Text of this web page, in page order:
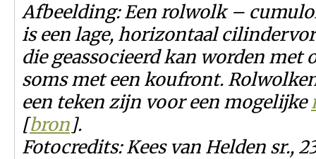
Afbeelding: Een rolwolk –
is een lage, horizontaal
die geassocieerd kan worden met
soms met een koufront.
een teken zijn voor een mogelijke
[bron].
Fotocredits: Kees van Helden sr.,